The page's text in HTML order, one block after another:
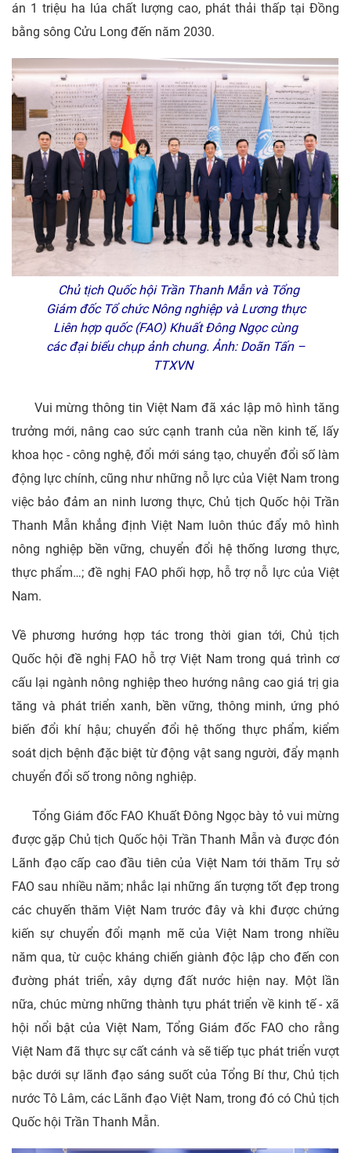
án 1 triệu ha lúa chất lượng cao, phát thải thấp tại Đồng
bằng sông Cửu Long đến năm 2030.
Chủ tịch Quốc hội Trần Thanh Mẫn và Tổng
Giám đốc Tổ chức Nông nghiệp và Lương thực
Liên hợp quốc (FAO) Khuất Đông Ngọc cùng
các đại biểu chụp ảnh chung. Ảnh: Doãn Tấn –
TTXVN
Vui mừng thông tin Việt Nam đã xác lập mô hình tăng
trưởng mới, nâng cao sức cạnh tranh của nền kinh tế, lấy
khoa học - công nghệ, đổi mới sáng tạo, chuyển đổi số làm
động lực chính, cũng như những nỗ lực của Việt Nam trong
việc bảo đảm an ninh lương thực, Chủ tịch Quốc hội Trần
Thanh Mẫn khẳng định Việt Nam luôn thúc đẩy mô hình
nông nghiệp bền vững, chuyển đổi hệ thống lương thực,
thực phẩm…; đề nghị FAO phối hợp, hỗ trợ nỗ lực của Việt
Nam.
Về phương hướng hợp tác trong thời gian tới, Chủ tịch
Quốc hội đề nghị FAO hỗ trợ Việt Nam trong quá trình cơ
cấu lại ngành nông nghiệp theo hướng nâng cao giá trị gia
tăng và phát triển xanh, bền vững, thông minh, ứng phó
biến đổi khí hậu; chuyển đổi hệ thống thực phẩm, kiểm
soát dịch bệnh đặc biệt từ động vật sang người, đẩy mạnh
chuyển đổi số trong nông nghiệp.
Tổng Giám đốc FAO Khuất Đông Ngọc bày tỏ vui mừng
được gặp Chủ tịch Quốc hội Trần Thanh Mẫn và được đón
Lãnh đạo cấp cao đầu tiên của Việt Nam tới thăm Trụ sở
FAO sau nhiều năm; nhắc lại những ấn tượng tốt đẹp trong
các chuyến thăm Việt Nam trước đây và khi được chứng
kiến sự chuyển đổi mạnh mẽ của Việt Nam trong nhiều
năm qua, từ cuộc kháng chiến giành độc lập cho đến con
đường phát triển, xây dựng đất nước hiện nay. Một lần
nữa, chúc mừng những thành tựu phát triển về kinh tế - xã
hội nổi bật của Việt Nam, Tổng Giám đốc FAO cho rằng
Việt Nam đã thực sự cất cánh và sẽ tiếp tục phát triển vượt
bậc dưới sự lãnh đạo sáng suốt của Tổng Bí thư, Chủ tịch
nước Tô Lâm, các Lãnh đạo Việt Nam, trong đó có Chủ tịch
Quốc hội Trần Thanh Mẫn.